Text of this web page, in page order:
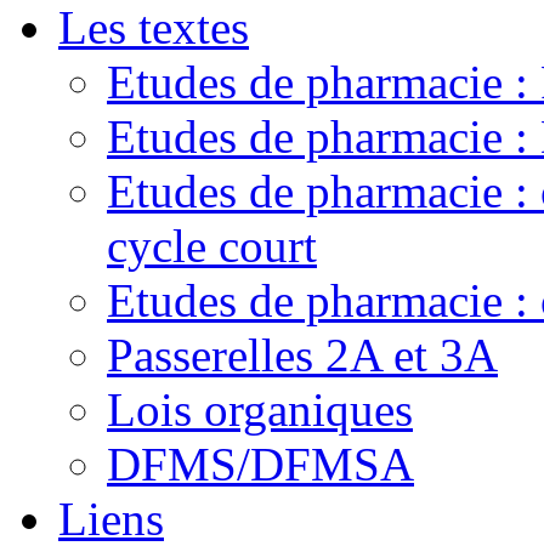
Les textes
Etudes de pharmacie :
Etudes de pharmacie
Etudes de pharmacie
cycle court
Etudes de pharmacie
Passerelles 2A et 3A
Lois organiques
DFMS/DFMSA
Liens